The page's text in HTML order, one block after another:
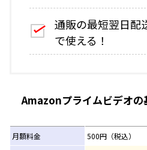
通販の最短翌日配
で使える！
Amazonプライムビデオの
月額料金 500円（税込）